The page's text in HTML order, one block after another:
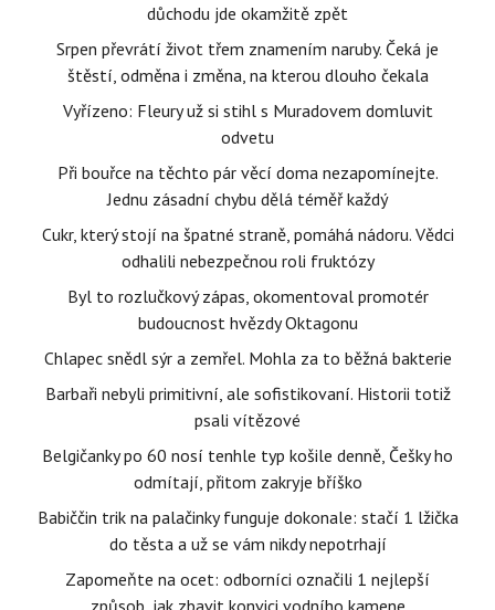
důchodu jde okamžitě zpět
Srpen převrátí život třem znamením naruby. Čeká je
štěstí, odměna i změna, na kterou dlouho čekala
Vyřízeno: Fleury už si stihl s Muradovem domluvit
odvetu
Při bouřce na těchto pár věcí doma nezapomínejte.
Jednu zásadní chybu dělá téměř každý
Cukr, který stojí na špatné straně, pomáhá nádoru. Vědci
odhalili nebezpečnou roli fruktózy
Byl to rozlučkový zápas, okomentoval promotér
budoucnost hvězdy Oktagonu
Chlapec snědl sýr a zemřel. Mohla za to běžná bakterie
Barbaři nebyli primitivní, ale sofistikovaní. Historii totiž
psali vítězové
Belgičanky po 60 nosí tenhle typ košile denně, Češky ho
odmítají, přitom zakryje bříško
Babiččin trik na palačinky funguje dokonale: stačí 1 lžička
do těsta a už se vám nikdy nepotrhají
Zapomeňte na ocet: odborníci označili 1 nejlepší